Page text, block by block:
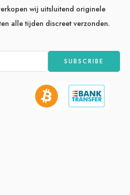
wij uitsluitend originele
alle tijden discreet verzonden.